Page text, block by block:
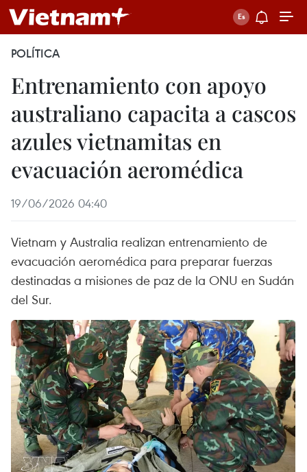
POLÍTICA
Entrenamiento con apoyo
australiano capacita a cascos
azules vietnamitas en
evacuación aeromédica
19/06/2026 04:40
Vietnam y Australia realizan entrenamiento de
evacuación aeromédica para preparar fuerzas
destinadas a misiones de paz de la ONU en Sudán
del Sur.